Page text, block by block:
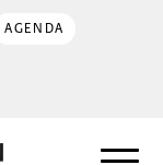
AGENDA